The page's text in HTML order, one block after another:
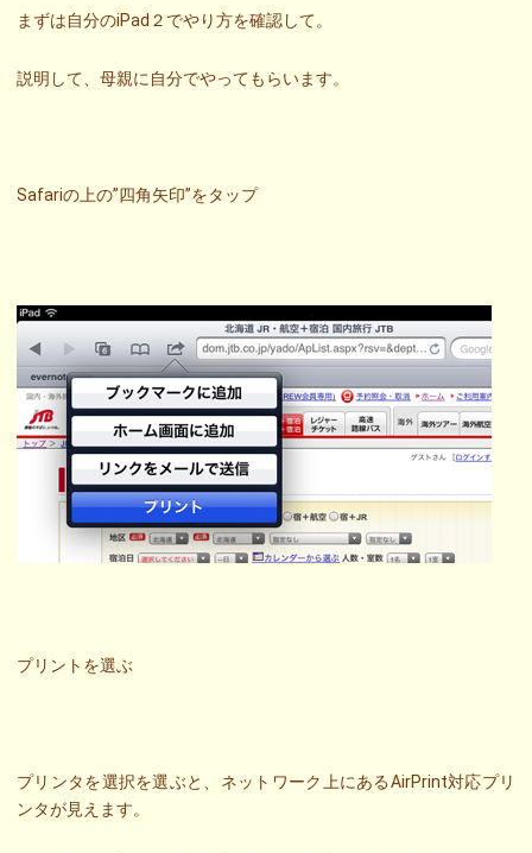
まずは自分のiPad２でやり方を確認して。
説明して、母親に自分でやってもらいます。
Safariの上の”四角矢印”をタップ
プリントを選ぶ
プリンタを選択を選ぶと、ネットワーク上にあるAirPrint対応プリ
ンタが見えます。